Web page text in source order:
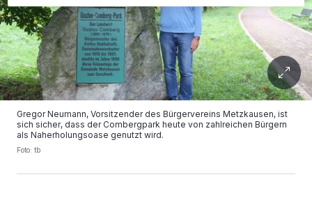
Gregor Neumann, Vorsitzender des Bürgervereins Metzkausen, ist
sich sicher, dass der Combergpark heute von zahlreichen Bürgern
als Naherholungsoase genutzt wird.
Foto: tb